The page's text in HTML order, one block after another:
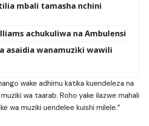
mbali tamasha nchini
achukuliwa na Ambulensi
asaidia wanamuziki wawili
wake adhimu katika kuendeleza na
wa taarab. Roho yake ilazwe mahali
wa muziki uendelee kuishi milele.”